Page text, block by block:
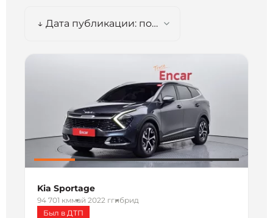
↓ Дата публикации: по убыванию
Kia Sportage
94 701 кммай 2022 ггибрид
Был в ДТП